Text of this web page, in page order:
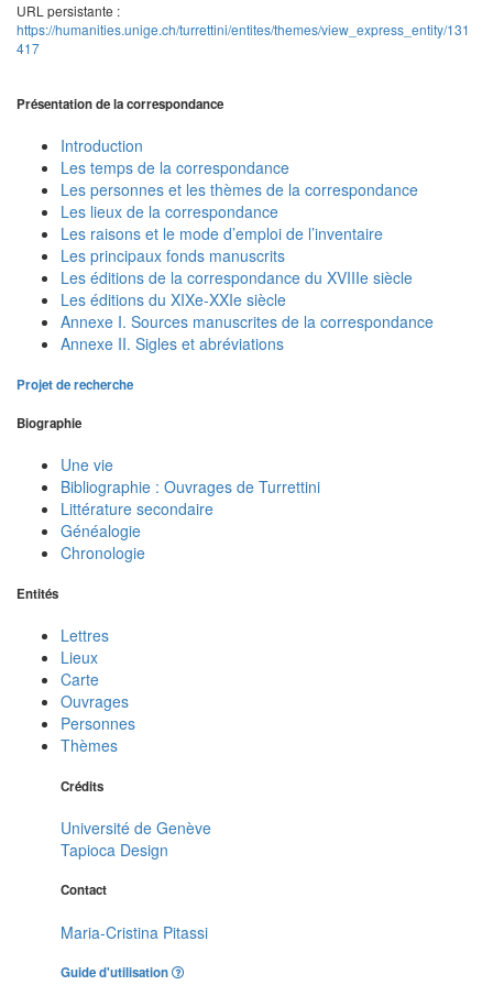
URL persistante :
https://humanities.unige.ch/turrettini/entites/themes/view_express_entity/131
417
Présentation de la correspondance
Introduction
Les temps de la correspondance
Les personnes et les thèmes de la correspondance
Les lieux de la correspondance
Les raisons et le mode d’emploi de l’inventaire
Les principaux fonds manuscrits
Les éditions de la correspondance du XVIIIe siècle
Les éditions du XIXe-XXIe siècle
Annexe I. Sources manuscrites de la correspondance
Annexe II. Sigles et abréviations
Projet de recherche
Biographie
Une vie
Bibliographie : Ouvrages de Turrettini
Littérature secondaire
Généalogie
Chronologie
Entités
Lettres
Lieux
Carte
Ouvrages
Personnes
Thèmes
Crédits
Université de Genève
Tapioca Design
Contact
Maria-Cristina Pitassi
Guide d'utilisation